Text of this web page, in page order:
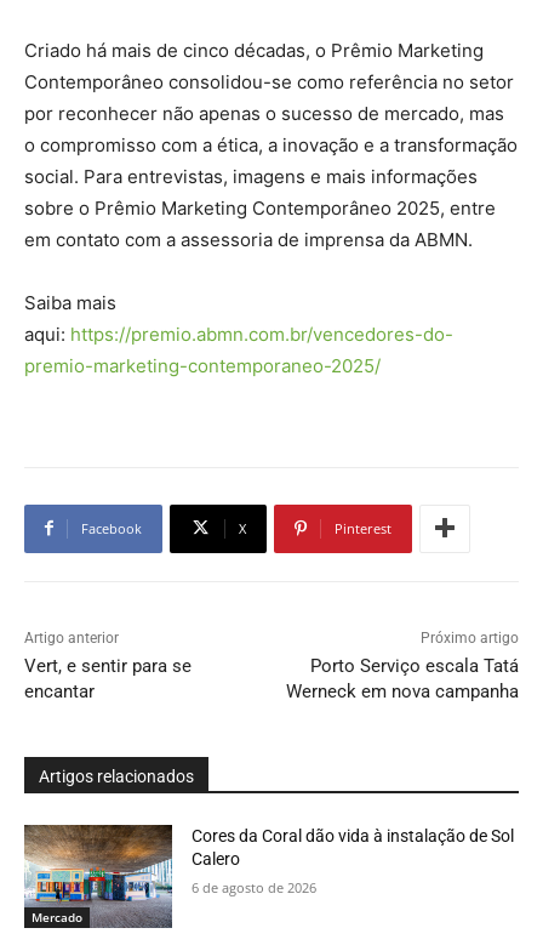
Criado há mais de cinco décadas, o Prêmio Marketing
Contemporâneo consolidou-se como referência no setor
por reconhecer não apenas o sucesso de mercado, mas
o compromisso com a ética, a inovação e a transformação
social. Para entrevistas, imagens e mais informações
sobre o Prêmio Marketing Contemporâneo 2025, entre
em contato com a assessoria de imprensa da ABMN.
Saiba mais
aqui: https://premio.abmn.com.br/vencedores-do-
premio-marketing-contemporaneo-2025/
Facebook X Pinterest
Artigo anterior
Vert, e sentir para se
encantar
Próximo artigo
Porto Serviço escala Tatá
Werneck em nova campanha
Artigos relacionados
Mercado
Cores da Coral dão vida à instalação de Sol
Calero
6 de agosto de 2026